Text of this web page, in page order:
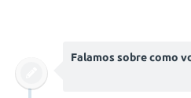
Falamos sobre como